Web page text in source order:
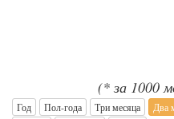
(* за 1000
Год Пол-года Три месяца Два